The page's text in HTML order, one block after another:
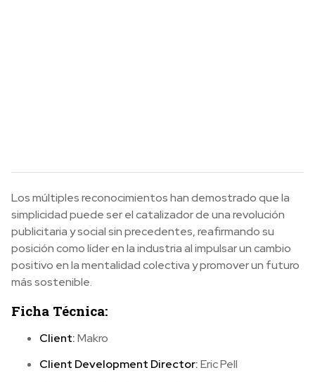
Los múltiples reconocimientos han demostrado que la
simplicidad puede ser el catalizador de una revolución
publicitaria y social sin precedentes, reafirmando su
posición como líder en la industria al impulsar un cambio
positivo en la mentalidad colectiva y promover un futuro
más sostenible.
Ficha Técnica:
Client:Makro
Client Development Director:Eric Pell